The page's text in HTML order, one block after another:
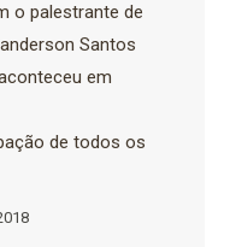
o palestrante de
Santos
em
de todos os